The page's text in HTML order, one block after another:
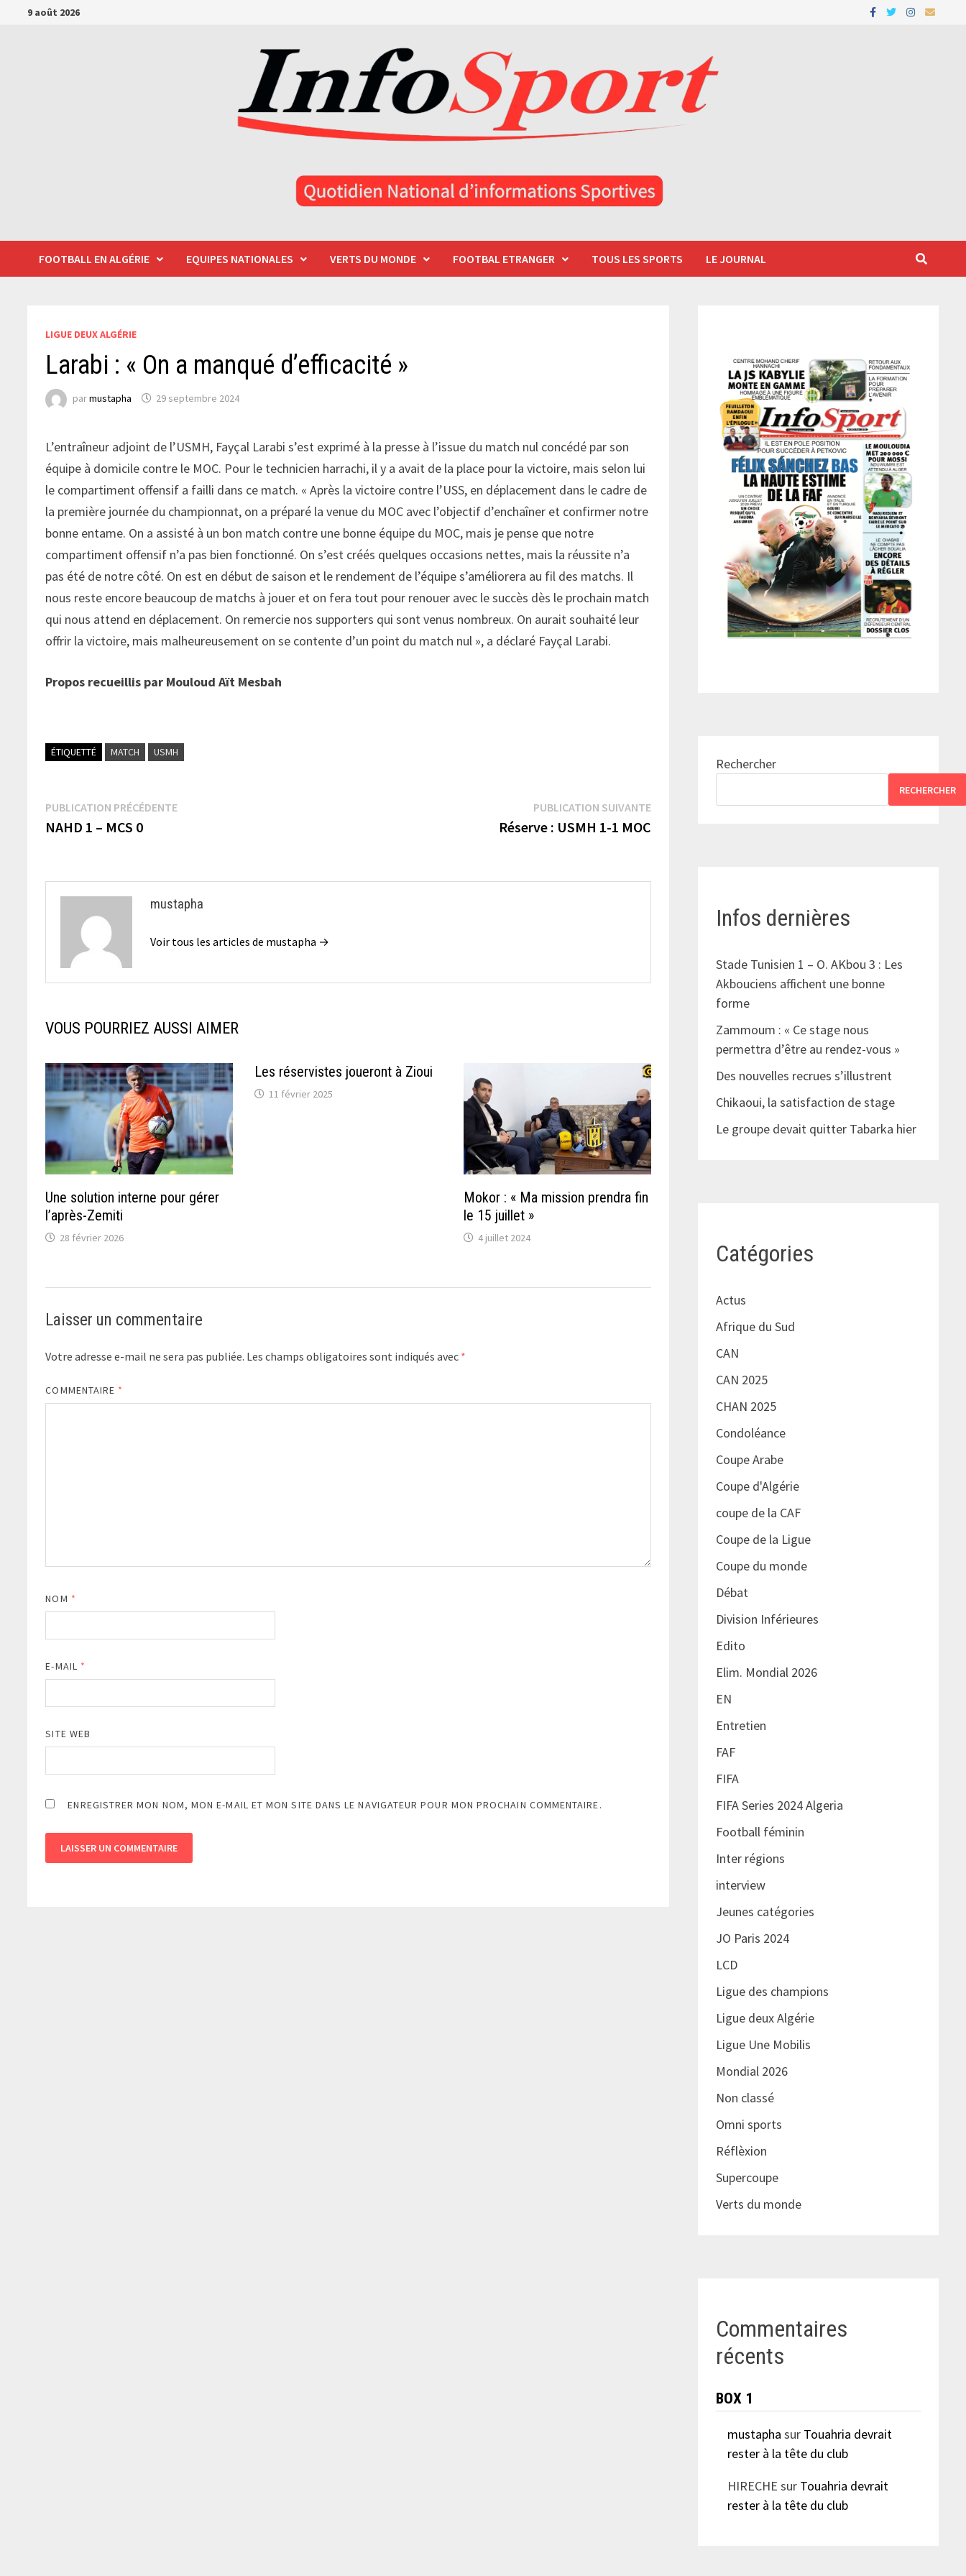
Passer9 août 2026
FOOTBALL EN ALGÉRIE EQUIPES NATIONALES VERTS DU MONDE FOOTBAL ETRANGER TOUS LES SPORTS LE JOURNAL
LIGUE DEUX ALGÉRIE
Larabi : « On a manqué d’efficacité »
parmustapha 29 septembre 2024
L’entraîneur adjoint de l’USMH, Fayçal Larabi s’est exprimé à la presse à l’issue du match nul concédé par son
équipe à domicile contre le MOC. Pour le technicien harrachi, il y a avait de la place pour la victoire, mais selon lui
le compartiment offensif a failli dans ce match. « Après la victoire contre l’USS, en déplacement dans le cadre de
la première journée du championnat, on a préparé la venue du MOC avec l’objectif d’enchaîner et confirmer notre
bonne entame. On a assisté à un bon match contre une bonne équipe du MOC, mais je pense que notre
compartiment offensif n’a pas bien fonctionné. On s’est créés quelques occasions nettes, mais la réussite n’a
pas été de notre côté. On est en début de saison et le rendement de l’équipe s’améliorera au fil des matchs. Il
nous reste encore beaucoup de matchs à jouer et on fera tout pour renouer avec le succès dès le prochain match
qui nous attend en déplacement. On remercie nos supporters qui sont venus nombreux. On aurait souhaité leur
offrir la victoire, mais malheureusement on se contente d’un point du match nul », a déclaré Fayçal Larabi.
Propos recueillis par Mouloud Aït Mesbah
ÉTIQUETTÉ MATCH USMH
Navigation
de
PUBLICATION PRÉCÉDENTEPublication
NAHD 1 – MCS 0
PUBLICATION SUIVANTEPublication
suivante :
Réserve : USMH 1-1 MOC
mustapha
Voir tous les articles de mustapha →
VOUS POURRIEZ AUSSI AIMER
Une solution interne pour gérer
l’après-Zemiti
28 février 2026
Les réservistes joueront à Zioui
11 février 2025
Mokor : « Ma mission prendra fin
le 15 juillet »
4 juillet 2024
Laisser un commentaire
Votre adresse e-mail ne sera pas publiée. Les champs obligatoires sont indiqués avec *
COMMENTAIRE *
NOM *
E-MAIL *
SITE WEB
ENREGISTRER MON NOM, MON E-MAIL ET MON SITE DANS LE NAVIGATEUR POUR MON PROCHAIN COMMENTAIRE.
Rechercher
RECHERCHER
Infos dernières
Stade Tunisien 1 – O. AKbou 3 : Les
Akbouciens affichent une bonne
forme
Zammoum : « Ce stage nous
permettra d’être au rendez-vous »
Des nouvelles recrues s’illustrent
Chikaoui, la satisfaction de stage
Le groupe devait quitter Tabarka hier
Catégories
Actus
Afrique du Sud
CAN
CAN 2025
CHAN 2025
Condoléance
Coupe Arabe
Coupe d'Algérie
coupe de la CAF
Coupe de la Ligue
Coupe du monde
Débat
Division Inférieures
Edito
Elim. Mondial 2026
EN
Entretien
FAF
FIFA
FIFA Series 2024 Algeria
Football féminin
Inter régions
interview
Jeunes catégories
JO Paris 2024
LCD
Ligue des champions
Ligue deux Algérie
Ligue Une Mobilis
Mondial 2026
Non classé
Omni sports
Réflèxion
Supercoupe
Verts du monde
Commentaires
récents
BOX 1
mustapha sur Touahria devrait
rester à la tête du club
HIRECHE sur Touahria devrait
rester à la tête du club